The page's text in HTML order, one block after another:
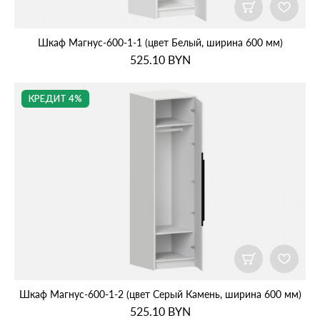
Шкаф Магнус‑600‑1‑1 (цвет Белый, ширина 600 мм)
525.10BYN
КРЕДИТ 4%
Шкаф Магнус‑600‑1‑2 (цвет Серый Камень, ширина 600 мм)
525.10BYN